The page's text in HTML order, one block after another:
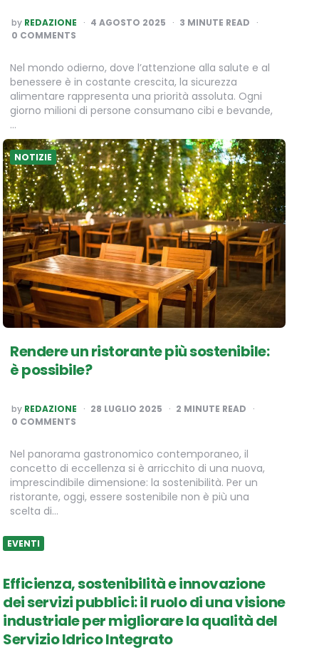
POSTED
BY
by REDAZIONE 4 AGOSTO 2025 3 MINUTE READ
0 COMMENTS
Nel mondo odierno, dove l’attenzione alla salute e al
benessere è in costante crescita, la sicurezza
alimentare rappresenta una priorità assoluta. Ogni
giorno milioni di persone consumano cibi e bevande,
…
NOTIZIE
Rendere un ristorante più sostenibile:
è possibile?
POSTED
BY
by REDAZIONE 28 LUGLIO 2025 2 MINUTE READ
0 COMMENTS
Nel panorama gastronomico contemporaneo, il
concetto di eccellenza si è arricchito di una nuova,
imprescindibile dimensione: la sostenibilità. Per un
ristorante, oggi, essere sostenibile non è più una
scelta di…
EVENTI
Efficienza, sostenibilità e innovazione
dei servizi pubblici: il ruolo di una visione
industriale per migliorare la qualità del
Servizio Idrico Integrato